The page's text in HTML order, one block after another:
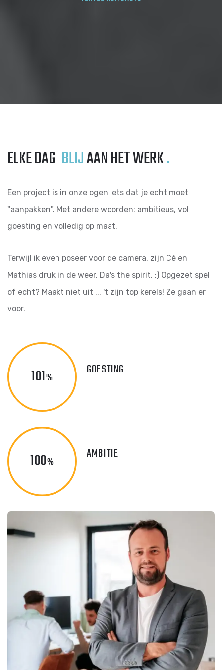
ELKE DAG BLIJAAN HET WERK.
Een project is in onze ogen iets dat je echt moet
"aanpakken". Met andere woorden: ambitieus, vol
goesting en volledig op maat.
Terwijl ik even poseer voor de camera, zijn Cé en
Mathias druk in de weer. Da's the spirit. ;) Opgezet spel
of echt? Maakt niet uit ... 't zijn top kerels! Ze gaan er
voor.
101%
GOESTING
100%
AMBITIE